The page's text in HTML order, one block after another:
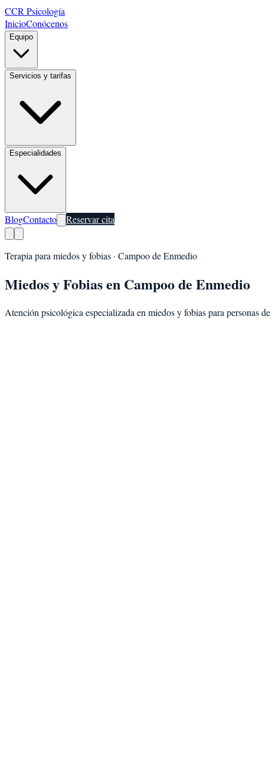
CCR Psicología
InicioConócenos
Equipo
Servicios y tarifas
Especialidades
BlogContacto Reservar cita
Terapia para miedos y fobias · Campoo de Enmedio
Miedos y Fobiasen Campoo de Enmedio
Atención psicológica especializada en miedos y fobiaspara personas de